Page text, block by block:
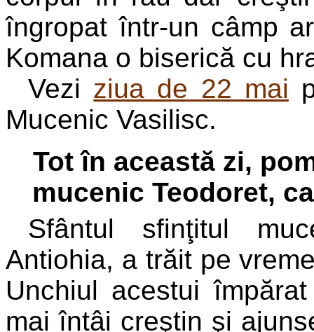
îngropat într-un câmp
Komana o biserică cu
Vezi ziua de 22 mai
Mucenic Vasilisc.
Tot în această zi,
mucenic Teodoret,
Sfântul sfinţitul
Antiohia, a trăit pe
Unchiul acestui
mai întâi creştin şi